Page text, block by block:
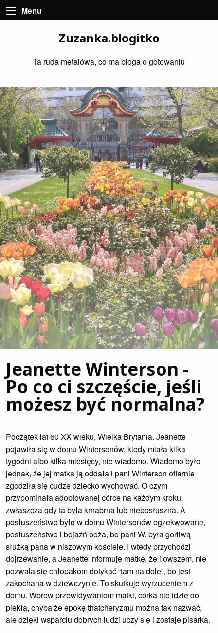
Menu
Zuzanka.blogitko
Ta ruda metalówa, co ma bloga o gotowaniu
Jeanette Winterson -
Po co ci szczęście, jeśli
możesz być normalna?
Początek lat 60 XX wieku, Wielka Brytania. Jeanette
pojawiła się w domu Wintersonów, kiedy miała kilka
tygodni albo kilka miesięcy, nie wiadomo. Wiadomo było
jednak, że jej matka ją oddała i pani Winterson ofiarnie
zgodziła się cudze dziecko wychować. O czym
przypominała adoptowanej córce na każdym kroku,
zwłaszcza gdy ta była krnąbrna lub nieposłuszna. A
posłuszeństwo było w domu Wintersonów egzekwowane,
posłuszeństwo i bojaźń boża, bo pani W. była gorliwą
służką pana w niszowym kościele. I wtedy przychodzi
dojrzewanie, a Jeanette informuje matkę, że i owszem, nie
pozwala się chłopakom dotykać “tam na dole”, bo jest
zakochana w dziewczynie. To skutkuje wyrzuceniem z
domu. Wbrew przewidywaniom matki, córka nie idzie do
piekła, chyba że epokę thatcheryzmu można tak nazwać,
ale dzięki wsparciu dobrych ludzi uczy się i zostaje pisarką.